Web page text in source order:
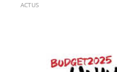
ACTUS